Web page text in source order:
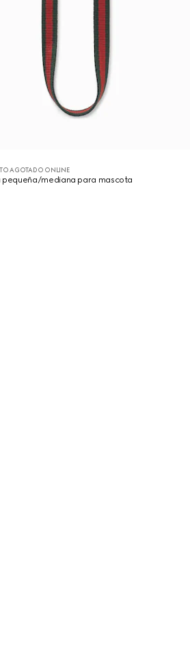
AGOTADO ONLINE
pequeña/mediana para mascota